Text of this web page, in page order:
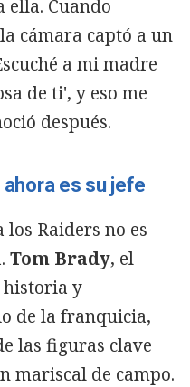
ella. Cuando
cámara captó a un
a mi madre
de ti', y eso me
después.
ahora es su jefe
los Raiders no es
Tom Brady, el
y
de la franquicia,
las figuras clave
mariscal de campo.